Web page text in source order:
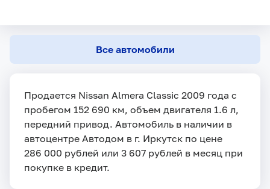
Все автомобили
Продается Nissan Almera Classic 2009 года с
пробегом 152 690 км, объем двигателя 1.6 л,
передний привод. Автомобиль в наличии в
автоцентре Автодом в г. Иркутск по цене
286 000 рублей или 3 607 рублей в месяц при
покупке в кредит.